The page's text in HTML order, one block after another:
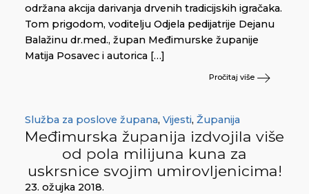
održana akcija darivanja drvenih tradicijskih igračaka.
Tom prigodom, voditelju Odjela pedijatrije Dejanu
Balažinu dr.med., župan Međimurske županije
Matija Posavec i autorica […]
Pročitaj više
Služba za poslove župana, Vijesti, Županija
Međimurska županija izdvojila više
od pola milijuna kuna za
uskrsnice svojim umirovljenicima!
23. ožujka 2018.